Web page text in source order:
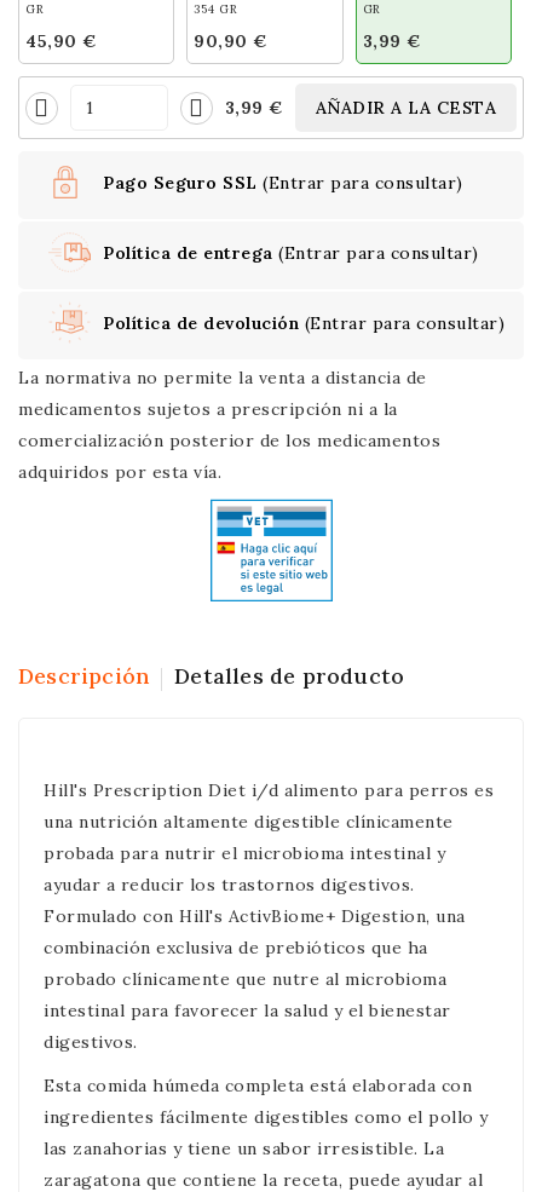
GR
45,90 €
354 GR
90,90 €
GR
3,99 €
3,99 € AÑADIR A LA CESTA
Pago Seguro SSL (Entrar para consultar)
Política de entrega (Entrar para consultar)
Política de devolución (Entrar para consultar)
La normativa no permite la venta a distancia de
medicamentos sujetos a prescripción ni a la
comercialización posterior de los medicamentos
adquiridos por esta vía.
Descripción Detalles de producto
Hill's Prescription Diet i/d alimento para perros es
una nutrición altamente digestible clínicamente
probada para nutrir el microbioma intestinal y
ayudar a reducir los trastornos digestivos.
Formulado con Hill's ActivBiome+ Digestion, una
combinación exclusiva de prebióticos que ha
probado clínicamente que nutre al microbioma
intestinal para favorecer la salud y el bienestar
digestivos.
Esta comida húmeda completa está elaborada con
ingredientes fácilmente digestibles como el pollo y
las zanahorias y tiene un sabor irresistible. La
zaragatona que contiene la receta, puede ayudar al